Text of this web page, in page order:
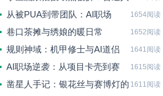
从被PUA到带团队：AI职场 1654阅读
巷口茶摊与绣娘的暖日常 1652阅读
规则神域：机甲修士与AI道侣 1641阅读
AI职场逆袭：从项目卡壳到赛 1615阅读
凿星人手记：银花丝与赛博灯的 1611阅读